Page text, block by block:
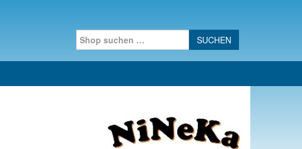
Search for: